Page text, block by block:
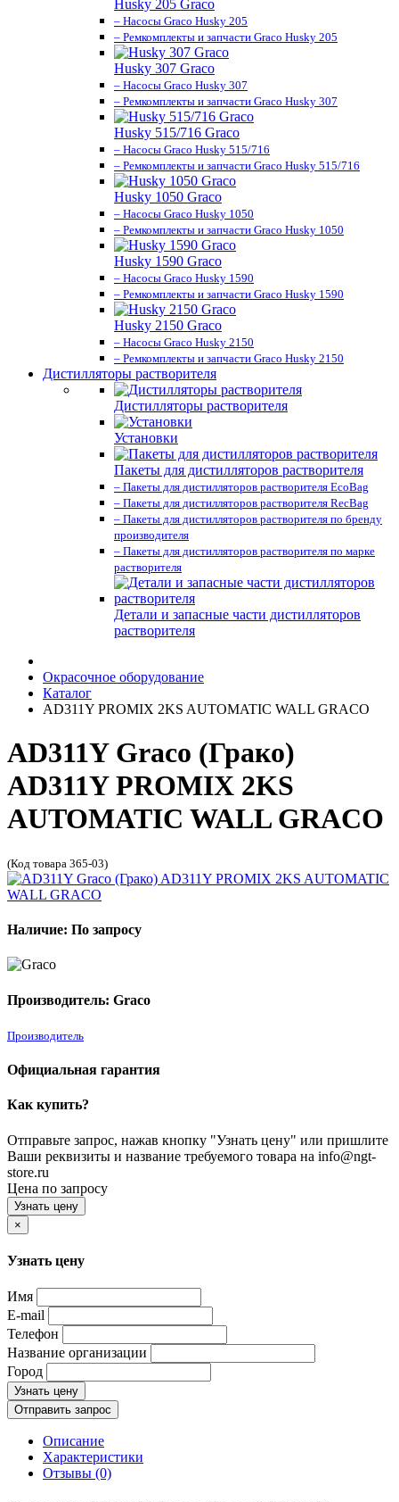
Husky 205 Graco
– Насосы Graco Husky 205
– Ремкомплекты и запчасти Graco Husky 205
Husky 307 Graco
– Насосы Graco Husky 307
– Ремкомплекты и запчасти Graco Husky 307
Husky 515/716 Graco
– Насосы Graco Husky 515/716
– Ремкомплекты и запчасти Graco Husky 515/716
Husky 1050 Graco
– Насосы Graco Husky 1050
– Ремкомплекты и запчасти Graco Husky 1050
Husky 1590 Graco
– Насосы Graco Husky 1590
– Ремкомплекты и запчасти Graco Husky 1590
Husky 2150 Graco
– Насосы Graco Husky 2150
– Ремкомплекты и запчасти Graco Husky 2150
Дистилляторы растворителя
Дистилляторы растворителя
Установки
Пакеты для дистилляторов растворителя
– Пакеты для дистилляторов растворителя EcoBag
– Пакеты для дистилляторов растворителя RecBag
– Пакеты для дистилляторов растворителя по бренду
производителя
– Пакеты для дистилляторов растворителя по марке
растворителя
Детали и запасные части дистилляторов
растворителя
Окрасочное оборудование
Каталог
AD311Y PROMIX 2KS AUTOMATIC WALL GRACO
AD311Y Graco (Грако)
AD311Y PROMIX 2KS
AUTOMATIC WALL GRACO
(Код товара 365-03)
Наличие: По запросу
Производитель: Graco
Производитель
Официальная гарантия
Как купить?
Отправьте запрос, нажав кнопку "Узнать цену" или пришлите
Ваши реквизиты и название требуемого товара на info@ngt-
store.ru
Цена по запросу
Узнать цену
×
Узнать цену
Имя
E-mail
Телефон
Название организации
Город
Узнать цену
Отправить запрос
Описание
Характеристики
Отзывы (0)